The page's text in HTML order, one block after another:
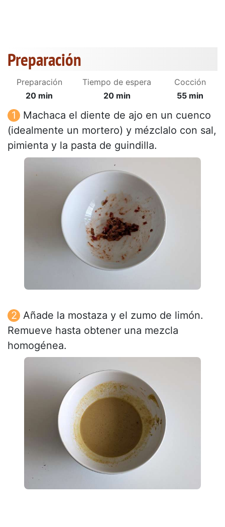
Preparación
Preparación
20 min
Tiempo de espera
20 min
Cocción
55 min
Machaca el diente de ajo en un cuenco
(idealmente un mortero) y mézclalo con sal,
pimienta y la pasta de guindilla.
Añade la mostaza y el zumo de limón.
Remueve hasta obtener una mezcla
homogénea.